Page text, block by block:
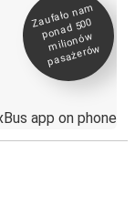
Zaufało na
m
ponad 500
milionó
w
pasażeró
w